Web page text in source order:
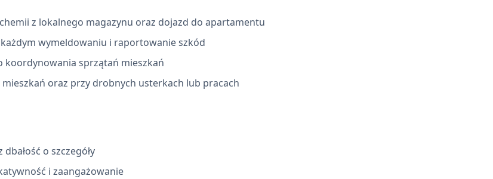
z lokalnego magazynu oraz dojazd do apartamentu
wymeldowaniu i raportowanie szkód
koordynowania sprzątań mieszkań
oraz przy drobnych usterkach lub pracach
o szczegóły
i zaangażowanie